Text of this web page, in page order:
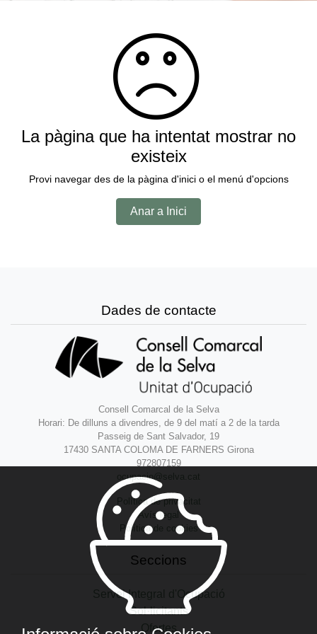
La pàgina que ha intentat mostrar no
existeix
Provi navegar des de la pàgina d'inici o el menú d'opcions
Anar a Inici
Dades de contacte
Consell Comarcal de la Selva
Horari: De dilluns a divendres, de 9 del matí a 2 de la tarda
Passeig de Sant Salvador, 19
17430 SANTA COLOMA DE FARNERS Girona
972807159
ocupacio@selva.cat
Política de privacitat
Avís legal
Política de cookies
Seccions
Servei Integral d'Ocupació
Sol·licitants
Ofertes